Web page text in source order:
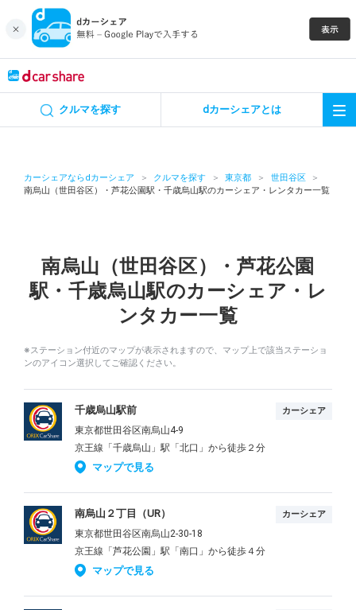
クルマを探す dカーシェアとは
カーシェアならdカーシェア クルマを探す 東京都
世田谷区
南烏山（世田谷区）・芦花公園駅・千歳烏山駅のカーシェア・レンタカー一覧
南烏山（世田谷区）・芦花公園
駅・千歳烏山駅のカーシェア・レ
ンタカー一覧
※ステーション付近のマップが表示されますので、マップ上で該当ステーショ
ンのアイコン選択してご確認ください。
千歳烏山駅前 カーシェア
東京都世田谷区南烏山4-9
京王線「千歳烏山」駅「北口」から徒歩２分
マップで見る
南烏山２丁目（UR） カーシェア
東京都世田谷区南烏山2-30-18
京王線「芦花公園」駅「南口」から徒歩４分
マップで見る
カーシェア
特集